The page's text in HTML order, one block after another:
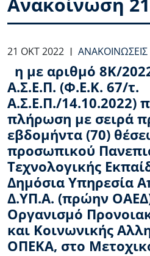
21 ΟΚΤ 2022 | ΑΝΑΚΟΙΝΏΣΕΙΣ
η με αριθμό 8Κ/
Α.Σ.Ε.Π. (Φ.Ε.Κ. 67/τ.
Α.Σ.Ε.Π./14.10.2022)
πλήρωση με σειρά
εβδομήντα (70)
προσωπικού
Τεχνολογικής
Δημόσια Υπηρεσία
Δ.ΥΠ.Α. (πρώην
Οργανισμό
και Κοινωνικής
ΟΠΕΚΑ, στο